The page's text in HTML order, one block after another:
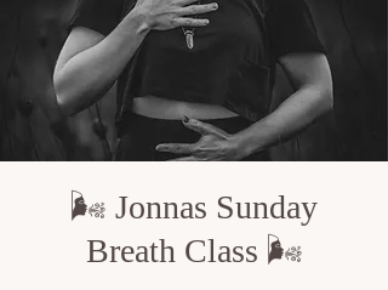
🌬️ Jonnas Sunday
Breath Class 🌬️